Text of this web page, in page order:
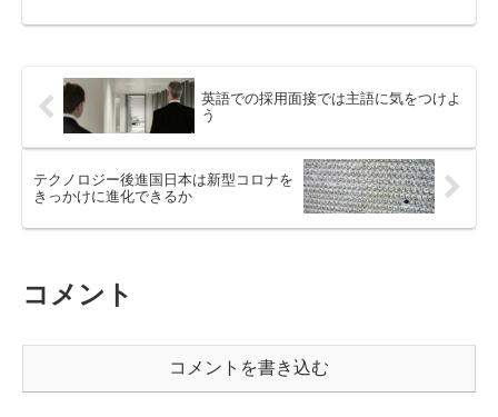
英語での採用面接では主語に気をつけよ
う
テクノロジー後進国日本は新型コロナを
きっかけに進化できるか
コメント
コメントを書き込む